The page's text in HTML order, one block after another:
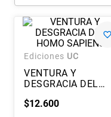
historia república chile
historia chile
historia
Ediciones UC
VENTURA Y
DESGRACIA DEL
$12.600